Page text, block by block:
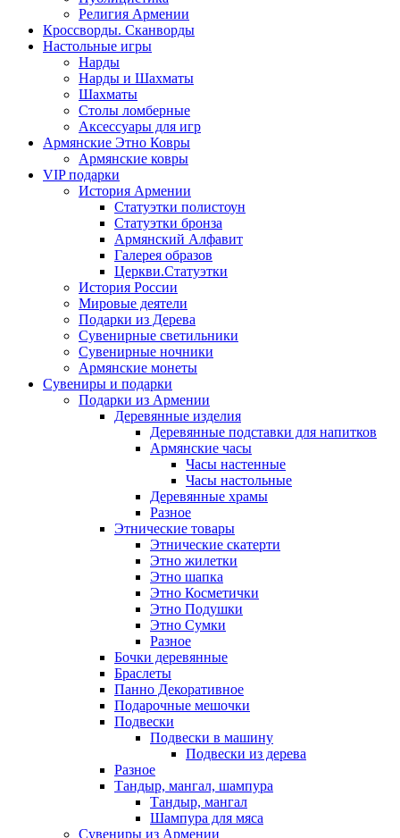
Религия Армении
Кроссворды. Сканворды
Настольные игры
Нарды
Нарды и Шахматы
Шахматы
Столы ломберные
Аксессуары для игр
Армянские Этно Ковры
Армянские ковры
VIP подарки
История Армении
Статуэтки полистоун
Статуэтки бронза
Армянский Алфавит
Галерея образов
Церкви.Статуэтки
История России
Мировые деятели
Подарки из Дерева
Сувенирные светильники
Сувенирные ночники
Армянские монеты
Сувениры и подарки
Подарки из Армении
Деревянные изделия
Деревянные подставки для напитков
Армянские часы
Часы настенные
Часы настольные
Деревянные храмы
Разное
Этнические товары
Этнические скатерти
Этно жилетки
Этно шапка
Этно Косметички
Этно Подушки
Этно Сумки
Разное
Бочки деревянные
Браслеты
Панно Декоративное
Подарочные мешочки
Подвески
Подвески в машину
Подвески из дерева
Разное
Тандыр, мангал, шампура
Тандыр, мангал
Шампура для мяса
Сувениры из Армении